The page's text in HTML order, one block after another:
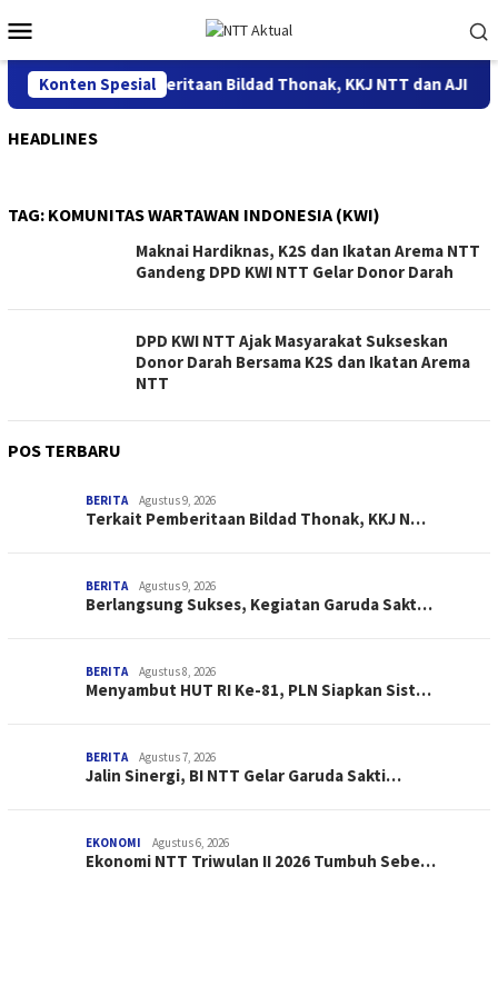
ke
kontenMobile
Konten Spesial
Terkait Pemberitaan Bildad Thonak, KKJ NTT dan AJI
HEADLINES
TAG: KOMUNITAS WARTAWAN INDONESIA (KWI)
Maknai Hardiknas, K2S dan Ikatan Arema NTT
Gandeng DPD KWI NTT Gelar Donor Darah
DPD KWI NTT Ajak Masyarakat Sukseskan
Donor Darah Bersama K2S dan Ikatan Arema
NTT
POS TERBARU
BERITA Agustus 9, 2026
Terkait Pemberitaan Bildad Thonak, KKJ N…
BERITA Agustus 9, 2026
Berlangsung Sukses, Kegiatan Garuda Sakt…
BERITA Agustus 8, 2026
Menyambut HUT RI Ke-81, PLN Siapkan Sist…
BERITA Agustus 7, 2026
Jalin Sinergi, BI NTT Gelar Garuda Sakti…
EKONOMI Agustus 6, 2026
Ekonomi NTT Triwulan II 2026 Tumbuh Sebe…